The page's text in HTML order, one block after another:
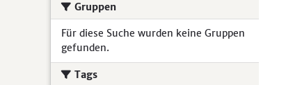
Gruppen
Für diese Suche wurden keine Gruppen
gefunden.
Tags